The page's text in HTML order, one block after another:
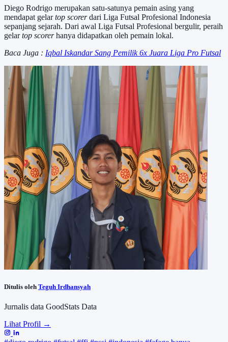
Diego Rodrigo merupakan satu-satunya pemain asing yang
mendapat gelartop scorerdari Liga Futsal Profesional Indonesia
sepanjang sejarah. Dari awal Liga Futsal Profesional bergulir, peraih
gelartop scorerhanya didapatkan oleh pemain lokal.
Baca Juga : Iqbal Iskandar Sang Pemilik 6x Juara Liga Pro Futsal
Ditulis oleh Teguh Irdhansyah
Jurnalis data GoodStats Data
Lihat Profil →